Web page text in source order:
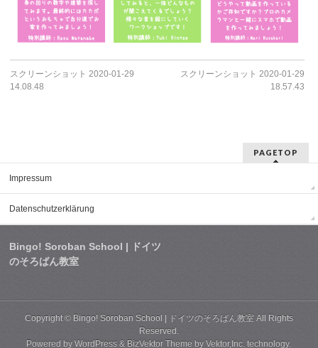
スクリーンショット 2020-01-29
14.08.48
スクリーンショット 2020-01-29
18.57.43
PAGETOP
Impressum
Datenschutzerklärung
Bingo! Soroban School | ドイツ
のそろばん教室
Copyright © Bingo! Soroban School | ドイツのそろばん教室All Rights
Reserved.
Powered byWordPress & BizVektor Theme byVektor,Inc. technology.